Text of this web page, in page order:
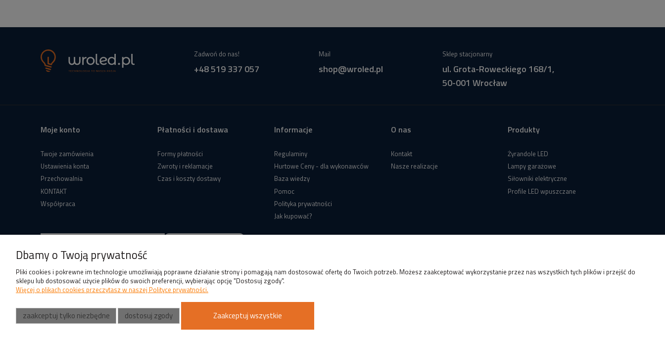
Zadwoń do nas!
+48 519 337 057
Mail
shop@wroled.pl
Sklep stacjonarny
ul. Grota-Roweckiego 168/1,
50-001 Wrocław
Moje konto
Twoje zamówienia
Ustawienia konta
Przechowalnia
KONTAKT
Współpraca
Płatności i dostawa
Formy płatności
Zwroty i reklamacje
Czas i koszty dostawy
Informacje
Regulaminy
Hurtowe Ceny - dla wykonawców
Baza wiedzy
Pomoc
Polityka prywatności
Jak kupować?
O nas
Kontakt
Nasze realizacje
Produkty
Żyrandole LED
Lampy garażowe
Siłowniki elektryczne
Profile LED wpuszczane
Dbamy o Twoją prywatność
Pliki cookies i pokrewne im technologie umożliwiają poprawne działanie strony i pomagają nam dostosować ofertę do Twoich potrzeb. Możesz zaakceptować wykorzystanie przez nas wszystkich tych plików i przejść do
sklepu lub dostosować użycie plików do swoich preferencji, wybierając opcję "Dostosuj zgody".
Więcej o plikach cookies przeczytasz w naszej Polityce prywatności.
zaakceptuj tylko niezbędne dostosuj zgody Zaakceptuj wszystkie